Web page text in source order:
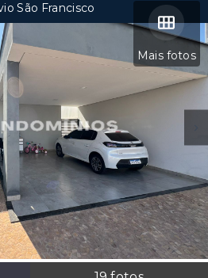
Mais fotos
São Francisco